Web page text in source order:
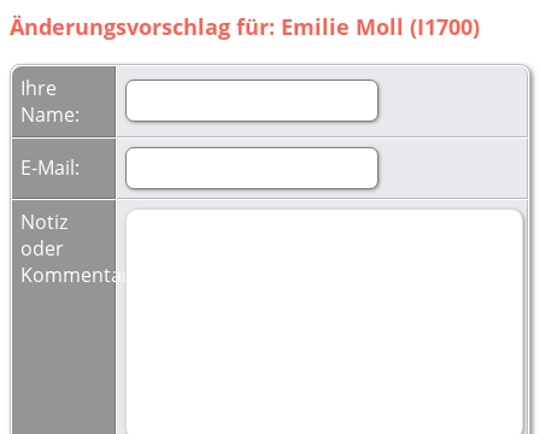
Änderungsvorschlag für: Emilie Moll (I1700)
Ihre
Name:
E-Mail:
Notiz
oder
Kommentar: